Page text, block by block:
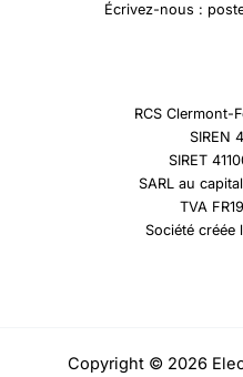
Écrivez-nous :
RCS Clermont-
SIREN
SIRET
SARL au
TVA
Société créée
Copyright © 2026